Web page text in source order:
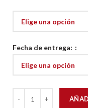
Fecha de entrega: